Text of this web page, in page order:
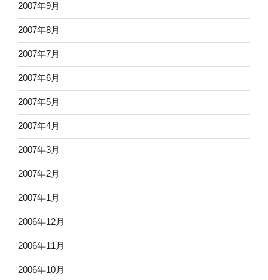
2007年9月
2007年8月
2007年7月
2007年6月
2007年5月
2007年4月
2007年3月
2007年2月
2007年1月
2006年12月
2006年11月
2006年10月